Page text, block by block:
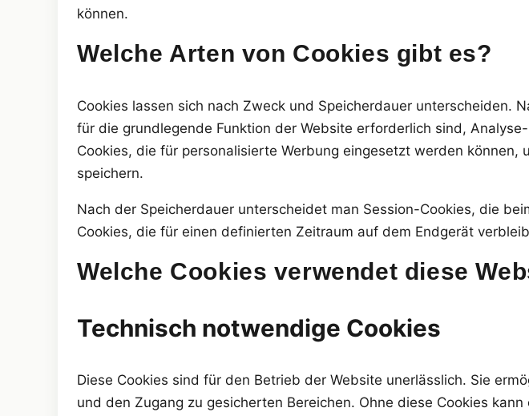
können.
Welche Arten von Cookies gibt es?
Cookies lassen sich nach Zweck und Speicherdauer unterscheiden.
für die grundlegende Funktion der Website erforderlich sind,
Cookies, die für personalisierte Werbung eingesetzt werden
speichern.
Nach der Speicherdauer unterscheidet man Session-Cookies, die
Cookies, die für einen definierten Zeitraum auf dem Endgerät
Welche Cookies verwendet diese
Technisch notwendige Cookies
Diese Cookies sind für den Betrieb der Website unerlässlich. Sie
und den Zugang zu gesicherten Bereichen. Ohne diese Cookies